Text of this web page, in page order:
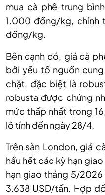
mua cà phê trung
1.000 đồng/kg, chính
đồng/kg.
Bên cạnh đó, giá cà
bởi yếu tố nguồn
chặt, đặc biệt là
robusta được chứng
mức thấp nhất trong
lô tính đến ngày 28/4.
Trên sàn London, giá
hầu hết các kỳ hạn
hạn giao tháng 5/2026
3.638 USD/tấn. Hợp